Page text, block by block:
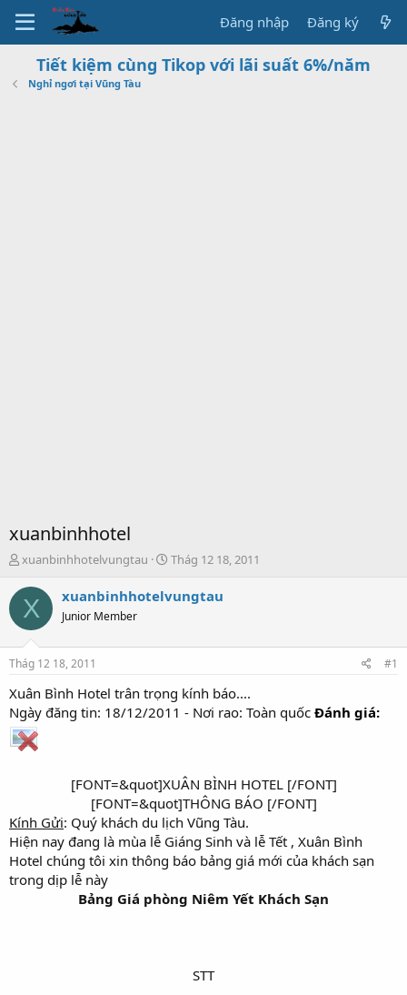
Đăng nhập Đăng ký
Tiết kiệm cùng Tikop với lãi suất 6%/năm
Nghỉ ngơi tại Vũng Tàu
xuanbinhhotel
T
r
e
a
s
t
a
t
e
r
xuanbinhhotelvungtau
S
a
e
Thág 12 18, 2011
X xuanbinhhotelvungtau
Junior Member
Thág 12 18, 2011 #1
Xuân Bình Hotel trân trọng kính báo....
Ngày đăng tin: 18/12/2011 - Nơi rao: Toàn quốc Đánh giá:
[FONT=&quot]XUÂN BÌNH HOTEL [/FONT]​
[FONT=&quot]THÔNG BÁO [/FONT]​
Kính Gửi: Quý khách du lịch Vũng Tàu.
Hiện nay đang là mùa lễ Giáng Sinh và lễ Tết , Xuân Bình
Hotel chúng tôi xin thông báo bảng giá mới của khách sạn
trong dịp lễ này
Bảng Giá phòng Niêm Yết Khách Sạn
STT​